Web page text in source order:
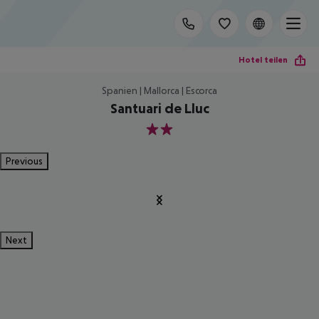
Hotel teilen
Spanien | Mallorca | Escorca
Santuari de Lluc
2
Previous
Next